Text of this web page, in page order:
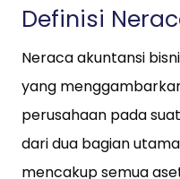
Definisi
Neraca akuntansi
yang
perusahaan pada
dari dua bagian
mencakup semua